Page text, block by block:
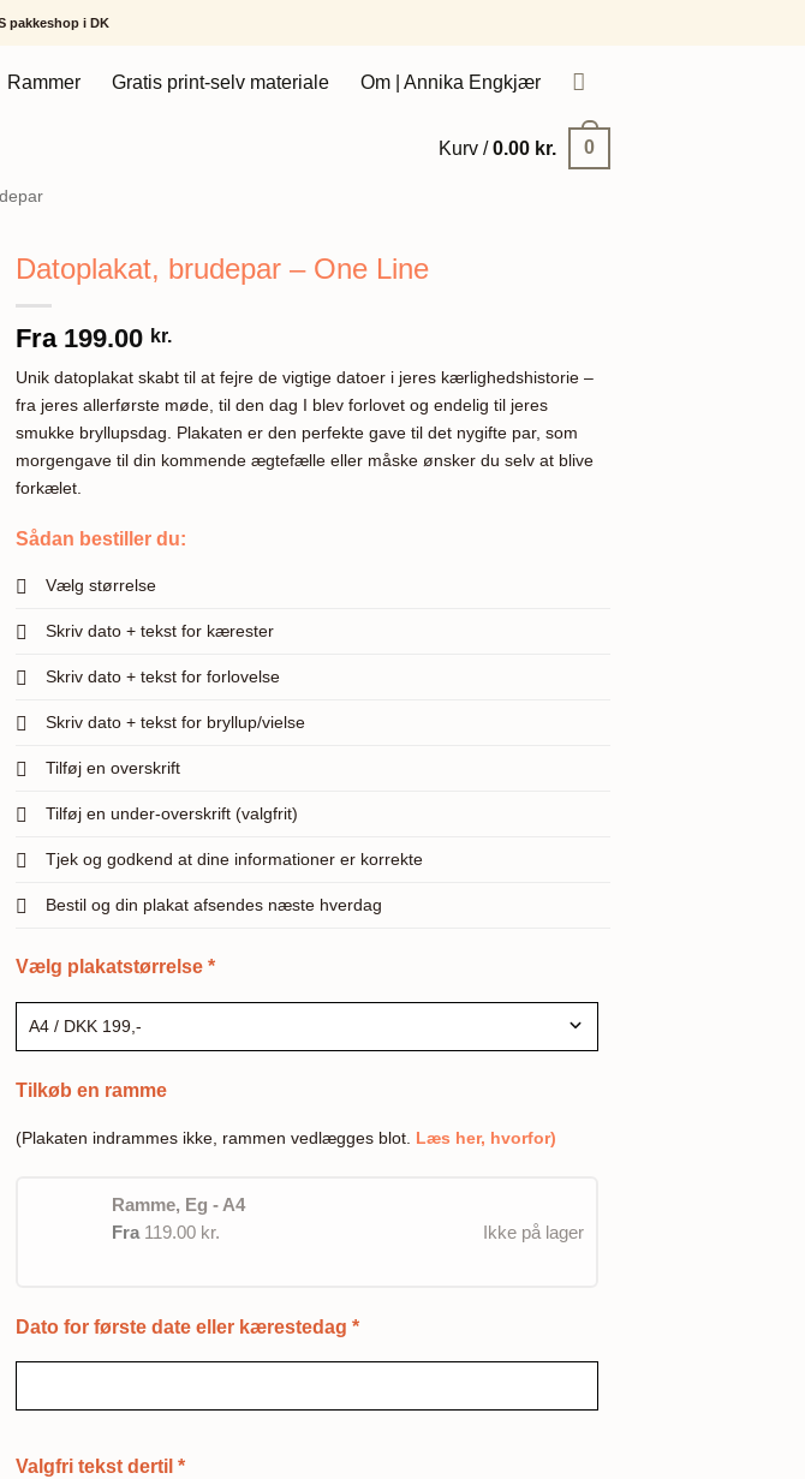
pakkeshop i DK
Rammer Gratis print-selv materiale Om | Annika Engkjær
Kurv /0.00 kr. 0
Datoplakat, brudepar – One Line
Fra 199.00 kr.
Unik datoplakat skabt til at fejre de vigtige datoer i jeres kærlighedshistorie –
fra jeres allerførste møde, til den dag I blev forlovet og endelig til jeres
smukke bryllupsdag. Plakaten er den perfekte gave til det nygifte par, som
morgengave til din kommende ægtefælle eller måske ønsker du selv at blive
forkælet.
Sådan bestiller du:
Vælg størrelse
Skriv dato + tekst for kærester
Skriv dato + tekst for forlovelse
Skriv dato + tekst for bryllup/vielse
Tilføj en overskrift
Tilføj en under-overskrift (valgfrit)
Tjek og godkend at dine informationer er korrekte
Bestil og din plakat afsendes næste hverdag
Vælg plakatstørrelse *
Tilkøb en ramme
(Plakaten indrammes ikke, rammen vedlægges blot. Læs her, hvorfor)
Ramme, Eg - A4
Fra 119.00 kr. Ikke på lager
Dato for første date eller kærestedag *
Valgfri tekst dertil *